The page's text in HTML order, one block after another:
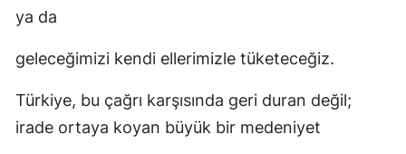
ya da
geleceğimizi kendi ellerimizle tüketeceğiz.
Türkiye, bu çağrı karşısında geri duran değil;
irade ortaya koyan büyük bir medeniyet